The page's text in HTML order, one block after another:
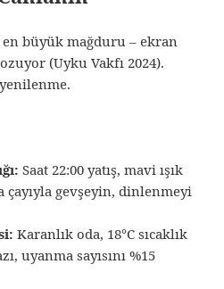
büyük mağduru – ekran
(Uyku Vakfı 2024).
Saat 22:00 yatış, mavi ışık
çayıyla gevşeyin, dinlenmeyi
Karanlık oda, 18°C sıcaklık
uyanma sayısını %15